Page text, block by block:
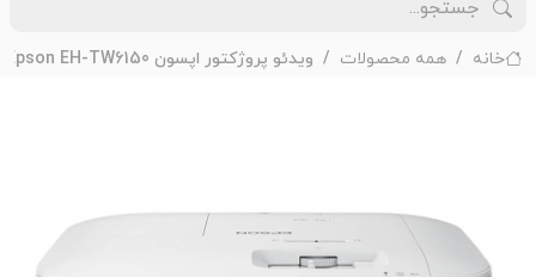
خانه همه محصولات ویدئو پروژکتور اپسون Epson EH-TW6150